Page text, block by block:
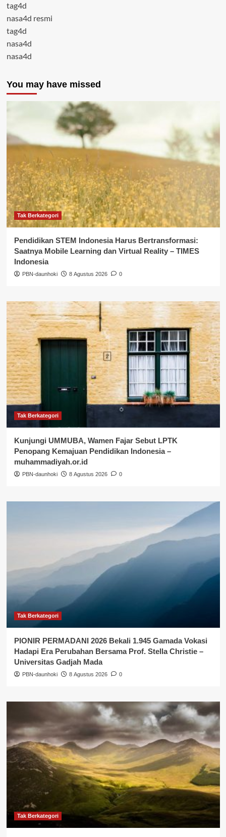
tag4d
nasa4d resmi
tag4d
nasa4d
nasa4d
You may have missed
Tak Berkategori
Pendidikan STEM Indonesia Harus Bertransformasi:
Saatnya Mobile Learning dan Virtual Reality – TIMES
Indonesia
PBN-daunhoki 8 Agustus 2026 0
Tak Berkategori
Kunjungi UMMUBA, Wamen Fajar Sebut LPTK
Penopang Kemajuan Pendidikan Indonesia –
muhammadiyah.or.id
PBN-daunhoki 8 Agustus 2026 0
Tak Berkategori
PIONIR PERMADANI 2026 Bekali 1.945 Gamada Vokasi
Hadapi Era Perubahan Bersama Prof. Stella Christie –
Universitas Gadjah Mada
PBN-daunhoki 8 Agustus 2026 0
Tak Berkategori